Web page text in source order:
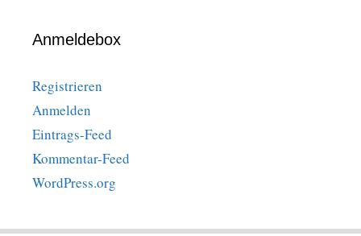
Anmeldebox
Registrieren
Anmelden
Eintrags-Feed
Kommentar-Feed
WordPress.org